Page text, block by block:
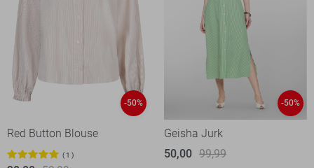
-50%
Red Button Blouse
1
-50%
Geisha Jurk
50,00 99,99